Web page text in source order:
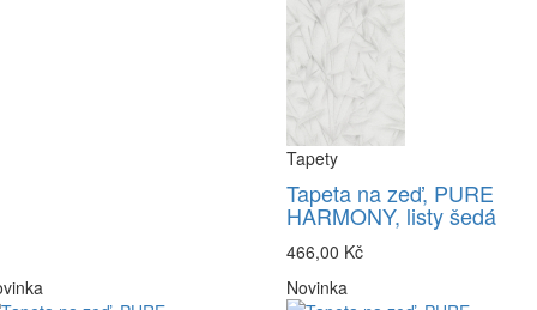
Tapety
Tapeta na zeď, PURE
HARMONY, listy šedá
466,00 Kč
Novinka